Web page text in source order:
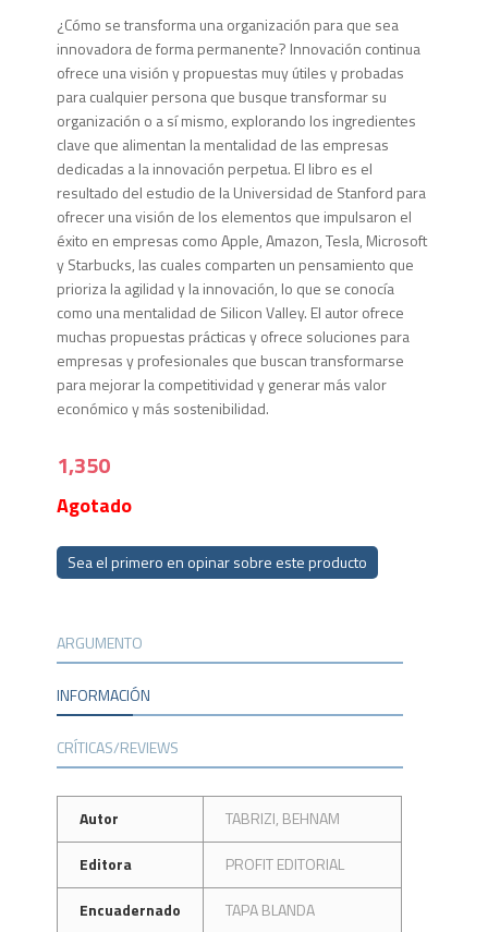
¿Cómo se transforma una organización para que sea
innovadora de forma permanente? Innovación continua
ofrece una visión y propuestas muy útiles y probadas
para cualquier persona que busque transformar su
organización o a sí mismo, explorando los ingredientes
clave que alimentan la mentalidad de las empresas
dedicadas a la innovación perpetua. El libro es el
resultado del estudio de la Universidad de Stanford para
ofrecer una visión de los elementos que impulsaron el
éxito en empresas como Apple, Amazon, Tesla, Microsoft
y Starbucks, las cuales comparten un pensamiento que
prioriza la agilidad y la innovación, lo que se conocía
como una mentalidad de Silicon Valley. El autor ofrece
muchas propuestas prácticas y ofrece soluciones para
empresas y profesionales que buscan transformarse
para mejorar la competitividad y generar más valor
económico y más sostenibilidad.
1,350
Agotado
Sea el primero en opinar sobre este producto
ARGUMENTO
INFORMACIÓN
CRÍTICAS/REVIEWS
Autor
TABRIZI, BEHNAM
Editora
PROFIT EDITORIAL
Encuadernado
TAPA BLANDA